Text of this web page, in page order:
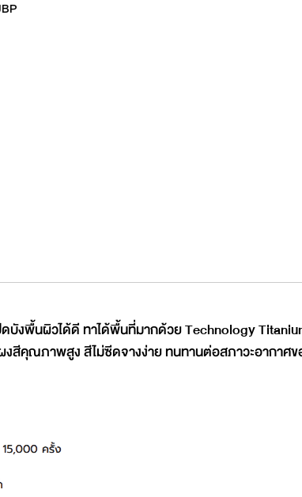
บังพื้นผิวได้ดี ทาได้พื้นที่มากด้วย Technology
คุณภาพสูง สีไม่ซีดจางง่าย ทนทานต่อสภาวะอากาศข